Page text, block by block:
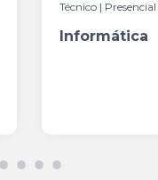
Técnico | Presencial
Informática